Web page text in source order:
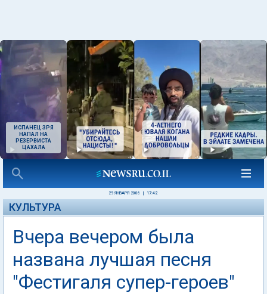
ИСПАНЕЦ ЗРЯ
НАПАЛ НА
РЕЗЕРВИСТА
ЦАХАЛА
29 ЯНВАРЯ 2006 17:42
КУЛЬТУРА
Вчера вечером была
названа лучшая песня
"Фестигаля супер-героев"